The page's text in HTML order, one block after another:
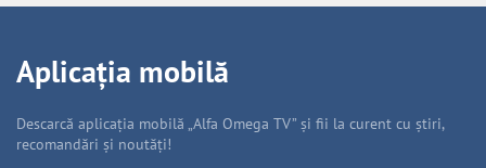
Aplicația mobilă
Descarcă aplicația mobilă „Alfa Omega TV” și fii la curent cu știri,
recomandări și noutăți!